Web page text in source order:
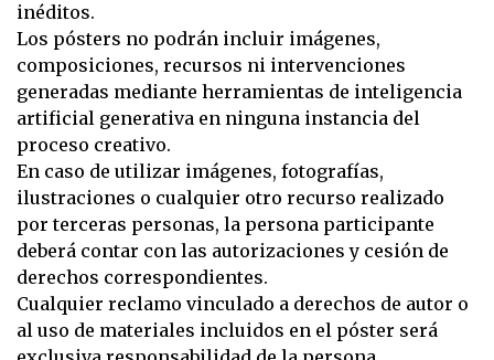
inéditos.
Los pósters no podrán incluir imágenes,
composiciones, recursos ni intervenciones
generadas mediante herramientas de inteligencia
artificial generativa en ninguna instancia del
proceso creativo.
En caso de utilizar imágenes, fotografías,
ilustraciones o cualquier otro recurso realizado
por terceras personas, la persona participante
deberá contar con las autorizaciones y cesión de
derechos correspondientes.
Cualquier reclamo vinculado a derechos de autor o
al uso de materiales incluidos en el póster será